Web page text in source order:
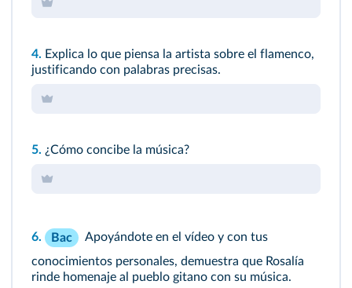
4. Explica lo que piensa la artista sobre el flamenco,
justificando con palabras precisas.
5. ¿Cómo concibe la música?
6. Bac
Apoyándote en el vídeo y con tus
conocimientos personales, demuestra que Rosalía
rinde homenaje al pueblo gitano con su música.